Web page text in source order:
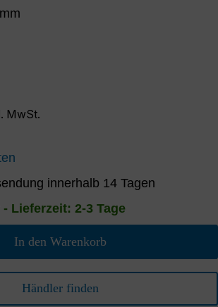
MwSt.
innerhalb 14 Tagen
Lieferzeit: 2-3 Tage
In den Warenkorb
Händler finden